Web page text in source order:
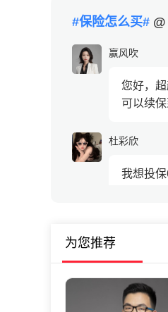
#保险怎么买#
赢风吹
您好，
可以续
杜彩欣
我想投
为您推荐